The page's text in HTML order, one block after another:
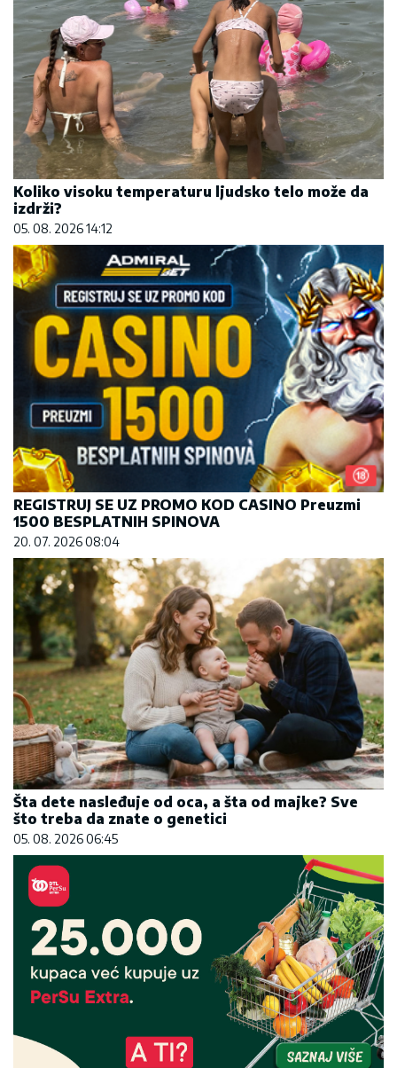
Koliko visoku temperaturu ljudsko telo može da
izdrži?
05. 08. 2026 14:12
REGISTRUJ SE UZ PROMO KOD CASINO Preuzmi
1500 BESPLATNIH SPINOVA
20. 07. 2026 08:04
Šta dete nasleđuje od oca, a šta od majke? Sve
što treba da znate o genetici
05. 08. 2026 06:45